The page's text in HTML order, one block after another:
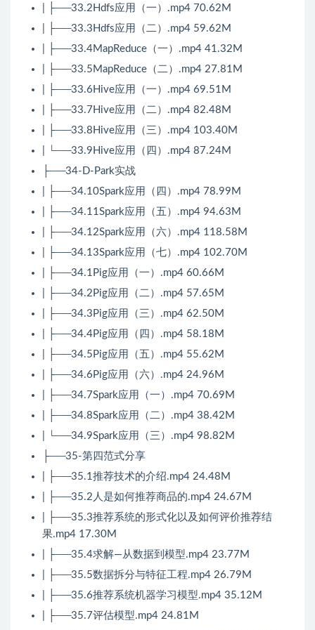
| ├──33.2Hdfs应用（一）.mp4 70.62M
| ├──33.3Hdfs应用（二）.mp4 59.62M
| ├──33.4MapReduce（一）.mp4 41.32M
| ├──33.5MapReduce（二）.mp4 27.81M
| ├──33.6Hive应用（一）.mp4 69.51M
| ├──33.7Hive应用（二）.mp4 82.48M
| ├──33.8Hive应用（三）.mp4 103.40M
| └──33.9Hive应用（四）.mp4 87.24M
├──34-D-Park实战
| ├──34.10Spark应用（四）.mp4 78.99M
| ├──34.11Spark应用（五）.mp4 94.63M
| ├──34.12Spark应用（六）.mp4 118.58M
| ├──34.13Spark应用（七）.mp4 102.70M
| ├──34.1Pig应用（一）.mp4 60.66M
| ├──34.2Pig应用（二）.mp4 57.65M
| ├──34.3Pig应用（三）.mp4 62.50M
| ├──34.4Pig应用（四）.mp4 58.18M
| ├──34.5Pig应用（五）.mp4 55.62M
| ├──34.6Pig应用（六）.mp4 24.96M
| ├──34.7Spark应用（一）.mp4 70.69M
| ├──34.8Spark应用（二）.mp4 38.42M
| └──34.9Spark应用（三）.mp4 98.82M
├──35-第四范式分享
| ├──35.1推荐技术的介绍.mp4 24.48M
| ├──35.2人是如何推荐商品的.mp4 24.67M
| ├──35.3推荐系统的形式化以及如何评价推荐结
果.mp4 17.30M
| ├──35.4求解—从数据到模型.mp4 23.77M
| ├──35.5数据拆分与特征工程.mp4 26.79M
| ├──35.6推荐系统机器学习模型.mp4 35.12M
| ├──35.7评估模型.mp4 24.81M